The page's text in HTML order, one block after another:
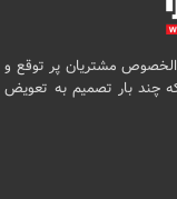
مشتریان پر توقع و
چند بار تصمیم به تعویض